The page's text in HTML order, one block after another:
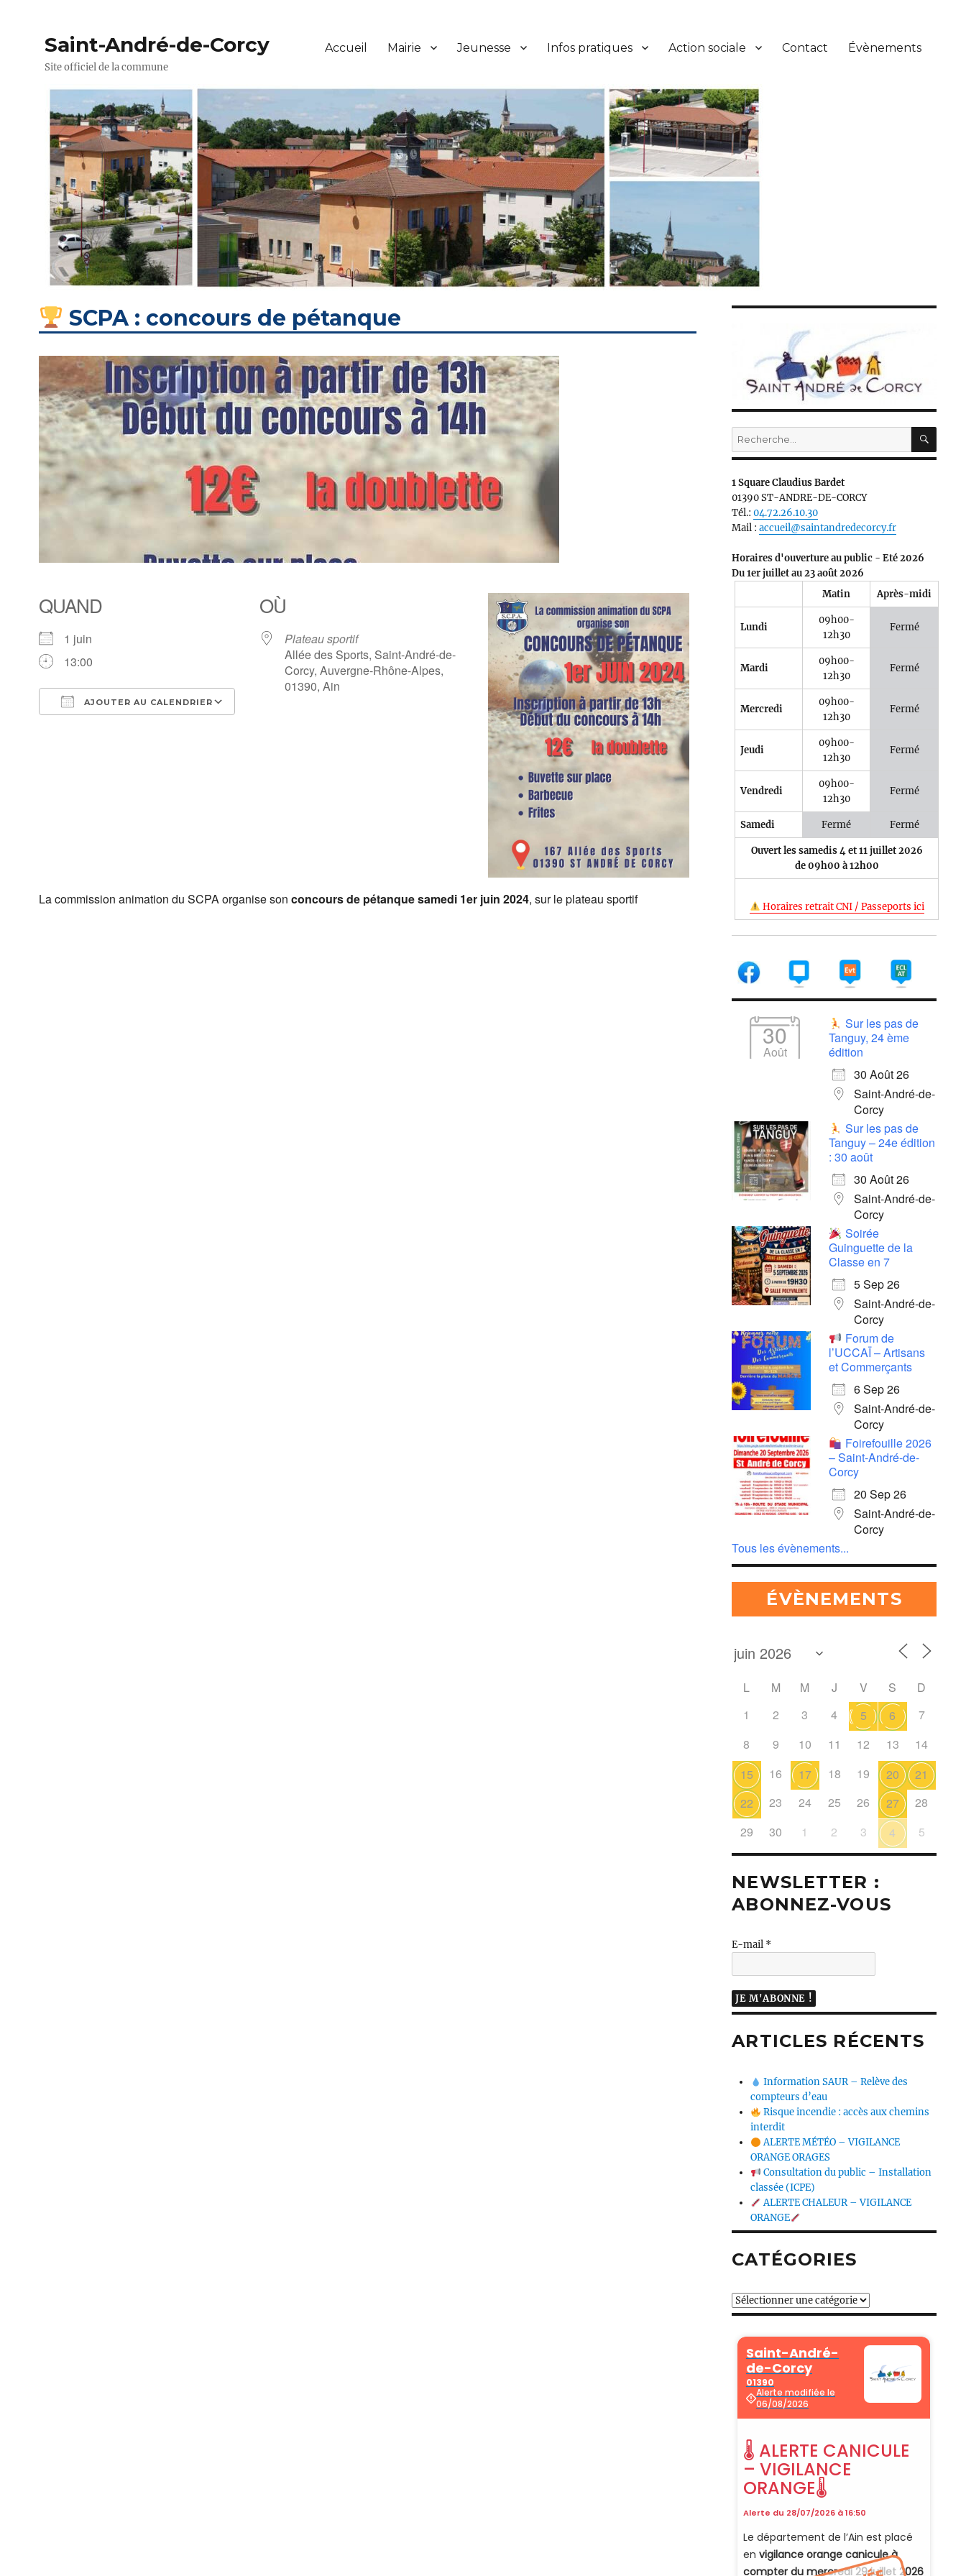
Saint-André-de-Corcy
Site officiel de la commune
Accueil Mairie Jeunesse Infos pratiques Action sociale Contact Évènements
SCPA : concours de pétanque
QUAND
1 juin
13:00
AJOUTER AU CALENDRIER
Office 365 Outlook Live
OÙ
Plateau sportif
Allée des Sports, Saint-André-de-
Corcy, Auvergne-Rhône-Alpes,
01390, Ain
La commission animation du SCPA organise son concours de pétanquesamedi 1er juin 2024, sur le plateau sportif
Recherche
pour :
1 Square Claudius Bardet
01390 ST-ANDRE-DE-CORCY
Tél.:04.72.26.10.30
Mail :accueil@saintandredecorcy.fr
Horaires d'ouverture au public - Eté 2026
Du 1er juillet au 23 août 2026
Matin
Après-midi
Lundi
09h00-
12h30
Fermé
Mardi
09h00-
12h30
Fermé
Mercredi
09h00-
12h30
Fermé
Jeudi
09h00-
12h30
Fermé
Vendredi
09h00-
12h30
Fermé
Samedi Fermé Fermé
Ouvert les samedis 4 et 11 juillet 2026
de 09h00 à 12h00
Horaires retrait CNI / Passeports ici
30
Août
Sur les pas de
Tanguy, 24 ème
édition
30 Août 26
Saint-André-de-
Corcy
Sur les pas de
Tanguy – 24e édition
: 30 août
30 Août 26
Saint-André-de-
Corcy
Soirée
Guinguette de la
Classe en 7
5 Sep 26
Saint-André-de-
Corcy
Forum de
l’UCCAÏ – Artisans
et Commerçants
6 Sep 26
Saint-André-de-
Corcy
Foirefouille 2026
– Saint-André-de-
Corcy
20 Sep 26
Saint-André-de-
Corcy
Tous les évènements...
ÉVÈNEMENTS
L M M J V S
D
1
2 3 4 5 6
7
8
9 10 11 12 13
14
15
16 17 18 19 20
21
22
23 24 25 26 27
28
29
30 1 2 3 4 5
NEWSLETTER :
ABONNEZ-VOUS
E-mail *
ARTICLES RÉCENTS
Information SAUR – Relève des
compteurs d’eau
Risque incendie : accès aux chemins
interdit
ALERTE MÉTÉO – VIGILANCE
ORANGE ORAGES
Consultation du public – Installation
classée (ICPE)
ALERTE CHALEUR – VIGILANCE
ORANGE
CATÉGORIES
Catégories